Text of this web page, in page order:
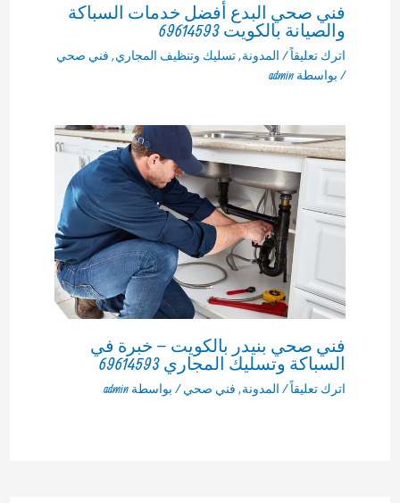
فني صحي البدع أفضل خدمات السباكة
والصيانة بالكويت 69614593
اترك تعليقاً/ المدونة,تسليك وتنظيف المجاري, فني صحي
/ بواسطة admin
فني صحي بنيدر بالكويت – خبرة في
السباكة وتسليك المجاري 69614593
اترك تعليقاً / المدونة, فني صحي/ بواسطة admin